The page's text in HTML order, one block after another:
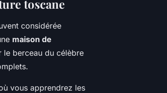
toscane
considérée
maison de
berceau du célèbre
vous apprendrez les